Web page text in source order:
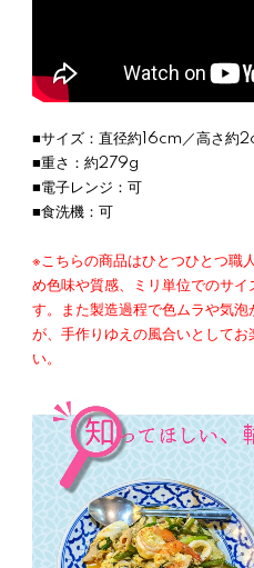
■サイズ：直径約16cm／高さ約
■重さ：約279g
■電子レンジ：可
■食洗機：可
※こちらの商品はひとつひとつ職
め色味や質感、ミリ単位でのサ
す。また製造過程で色ムラや気
が、手作りゆえの風合いとして
い。